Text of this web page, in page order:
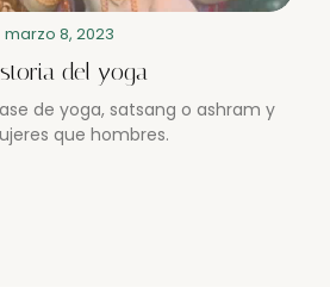
marzo 8, 2023
del yoga
de yoga, satsang o ashram y
que hombres.